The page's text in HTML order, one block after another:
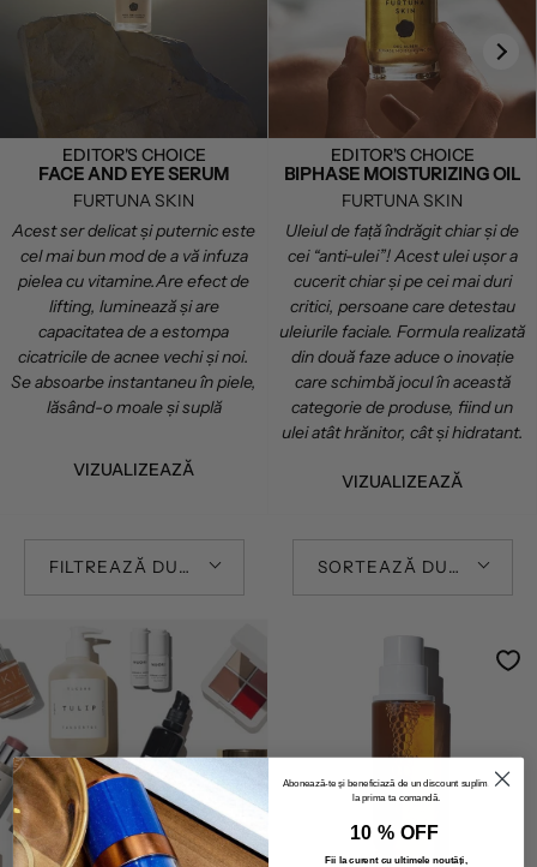
EDITOR'S CHOICE
FACE AND EYE SERUM
FURTUNA SKIN
Acest ser delicat și puternic este
cel mai bun mod de a vă infuza
pielea cu vitamine.Are efect de
lifting, luminează și are
capacitatea de a estompa
cicatricile de acnee vechi și noi.
Se absoarbe instantaneu în piele,
lăsând-o moale și suplă
VIZUALIZEAZĂ
EDITOR'S CHOICE
BIPHASE MOISTURIZING OIL
FURTUNA SKIN
Uleiul de față îndrăgit chiar și de
cei “anti-ulei”! Acest ulei ușor a
cucerit chiar și pe cei mai duri
critici, persoane care detestau
uleiurile faciale. Formula realizată
din două faze aduce o inovație
care schimbă jocul în această
categorie de produse, fiind un
ulei atât hrănitor, cât și hidratant.
VIZUALIZEAZĂ
FILTREAZĂ DUPĂ SORTEAZĂ DUPĂ
BEAUTY DEALS
Abonează-te și beneficiază de un discount suplimentar
la prima ta comandă.
10 % OFF
Fii la curent cu ultimele noutăți,